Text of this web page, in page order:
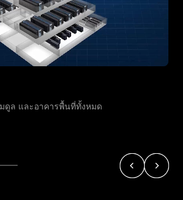
ดูล และอาคารพื้นที่ทั้งหมด